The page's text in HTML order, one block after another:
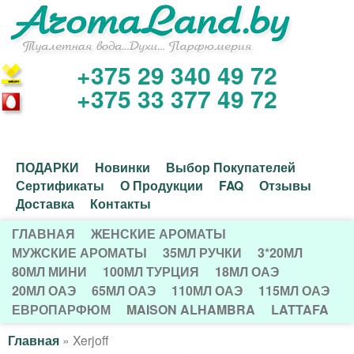
Перейти
к
содержанию
И
н
т
е
р
н
е
т
+375 29 340 49 72
+375 33 377 49 72
Д
о
п
о
л
н
и
ПОДАРКИ Новинки
Выбор Покупателей
Сертификаты
О Продукции FAQ
Отзывы
Доставка
Контакты
Л
А
В
ГЛАВНАЯ
ЖЕНСКИЕ АРОМАТЫ
МУЖСКИЕ АРОМАТЫ
35МЛ РУЧКИ
3*20МЛ
80МЛ МИНИ
100МЛ ТУРЦИЯ
18МЛ ОАЭ
20МЛ ОАЭ
65МЛ ОАЭ 110МЛ ОАЭ
115МЛ ОАЭ
ЕВРОПАРФЮМ
MAISON ALHAMBRA LATTAFA
Главная » Xerjoff